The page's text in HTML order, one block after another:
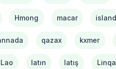
Hmong macar island
qazax kxmer
Lao latın latış